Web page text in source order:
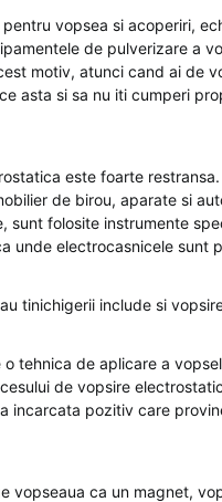
vopsea si acoperiri,
de pulverizare a
motiv, atunci cand ai de
asta si sa nu iti cumperi
este foarte
de birou, aparate si
sunt folosite instrumente
unde electrocasnicele sunt
tinichigerii include si
tehnica de aplicare a
de vopsire
incarcata pozitiv care
vopseaua ca un magnet,